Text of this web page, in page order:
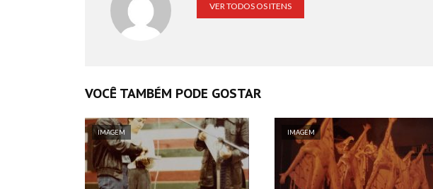
VER TODOS OS ITENS
VOCÊ TAMBÉM PODE GOSTAR
IMAGEM IMAGEM